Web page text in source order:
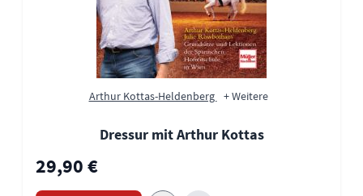
Arthur Kottas-Heldenberg + Weitere
Dressur mit Arthur Kottas
29,90 €